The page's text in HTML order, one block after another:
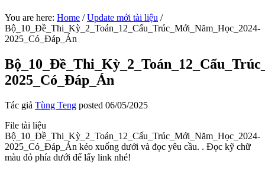
You are here: Home / Update mới tài liệu /
Bộ_10_Đề_Thi_Kỳ_2_Toán_12_Cấu_Trúc_Mới_Năm_Học_2024-
2025_Có_Đáp_Án
2025_Có_Đáp_Án
Tác giả Tùng Teng posted 06/05/2025
File tài liệu
Bộ_10_Đề_Thi_Kỳ_2_Toán_12_Cấu_Trúc_Mới_Năm_Học_2024-
2025_Có_Đáp_Án kéo xuống dưới và đọc yêu cầu. . Đọc kỹ chữ
màu đỏ phía dưới để lấy link nhé!